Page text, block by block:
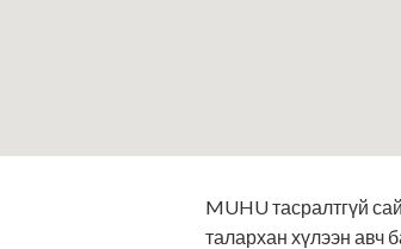
MUHU тасралтгүй
талархан хүлээн авч